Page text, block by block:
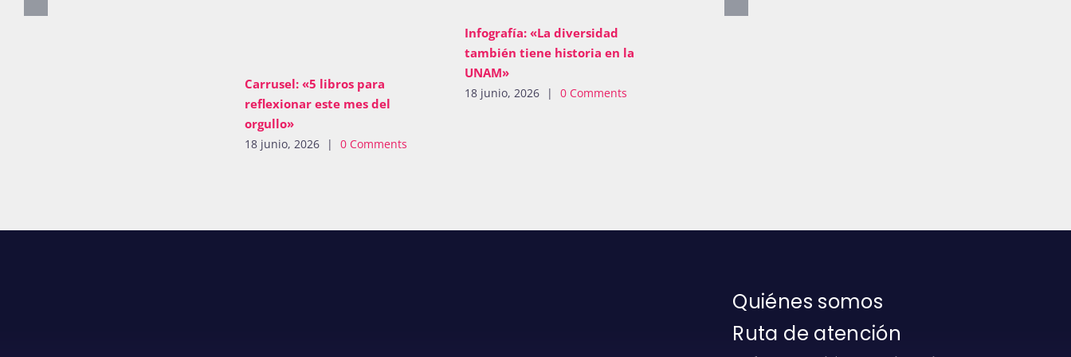
Carrusel: «5 libros para
reflexionar este mes del
orgullo»
18 junio, 2026 | 0 Comments
Infografía: «La diversidad
también tiene historia en la
UNAM»
18 junio, 2026 | 0 Comments
Quiénes somos
Ruta de atención